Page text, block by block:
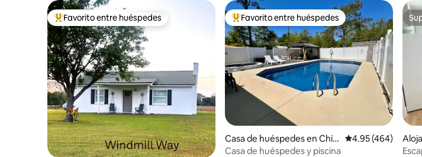
Favorito entre huéspedes preferido
Favorito entre huéspedes Favorito entre huéspedes preferido
Favorito entre huéspedes
Casa de huéspedes en Chipl
ey
Calificación
4.95 (464)
Casa de huéspedes y piscina